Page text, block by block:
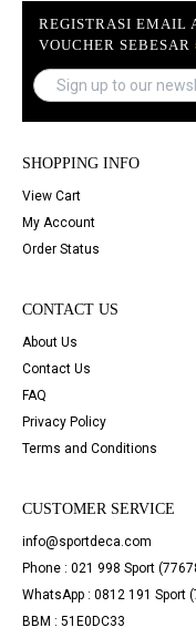
REGISTRASI EMAIL
VOUCHER SEBESAR
SHOPPING INFO
View Cart
My Account
Order Status
CONTACT US
About Us
Contact Us
FAQ
Privacy Policy
Terms and Conditions
CUSTOMER SERVICE
info@sportdeca.com
Phone : 021 998 Sport
WhatsApp : 0812 191 Sport
BBM : 51E0DC33